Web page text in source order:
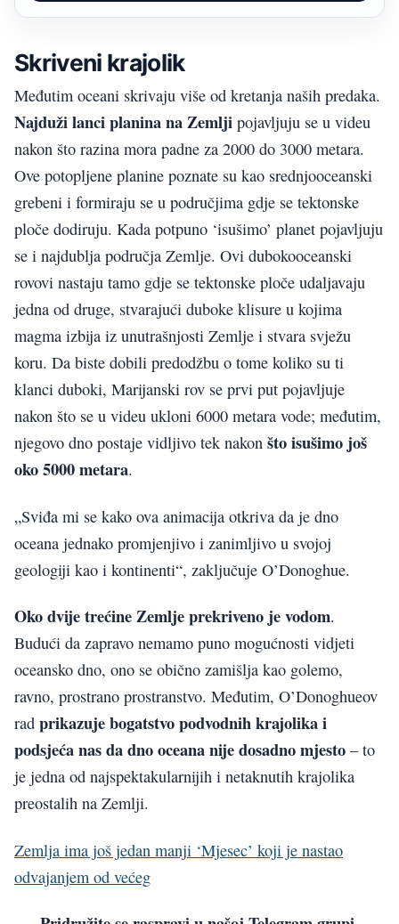
Skriveni krajolik
Međutim oceani skrivaju više od kretanja naših predaka.
Najduži lanci planina na Zemlji pojavljuju se u videu
nakon što razina mora padne za 2000 do 3000 metara.
Ove potopljene planine poznate su kao srednjooceanski
grebeni i formiraju se u područjima gdje se tektonske
ploče dodiruju. Kada potpuno ‘isušimo’ planet pojavljuju
se i najdublja područja Zemlje. Ovi dubokooceanski
rovovi nastaju tamo gdje se tektonske ploče udaljavaju
jedna od druge, stvarajući duboke klisure u kojima
magma izbija iz unutrašnjosti Zemlje i stvara svježu
koru. Da biste dobili predodžbu o tome koliko su ti
klanci duboki, Marijanski rov se prvi put pojavljuje
nakon što se u videu ukloni 6000 metara vode; međutim,
njegovo dno postaje vidljivo tek nakon što isušimo još
oko 5000 metara.
„Sviđa mi se kako ova animacija otkriva da je dno
oceana jednako promjenjivo i zanimljivo u svojoj
geologiji kao i kontinenti“, zaključuje O’Donoghue.
Oko dvije trećine Zemlje prekriveno je vodom.
Budući da zapravo nemamo puno mogućnosti vidjeti
oceansko dno, ono se obično zamišlja kao golemo,
ravno, prostrano prostranstvo. Međutim, O’Donoghueov
rad prikazuje bogatstvo podvodnih krajolika i
podsjeća nas da dno oceana nije dosadno mjesto – to
je jedna od najspektakularnijih i netaknutih krajolika
preostalih na Zemlji.
Zemlja ima još jedan manji ‘Mjesec’ koji je nastao
odvajanjem od većeg